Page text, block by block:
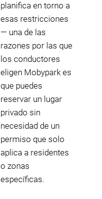
planifica en torno a
esas restricciones
— una de las
razones por las que
los conductores
eligen Mobypark es
que puedes
reservar un lugar
privado sin
necesidad de un
permiso que solo
aplica a residentes
o zonas
específicas.